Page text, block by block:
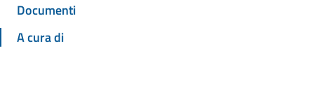
Documenti
A cura di